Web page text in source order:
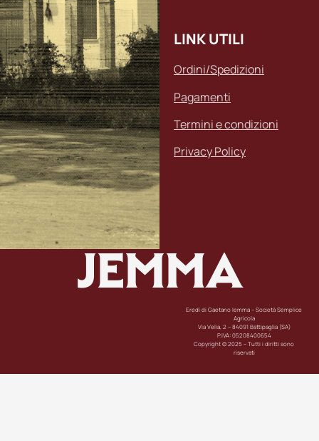
LINK UTILI
Ordini/Spedizioni
Pagamenti
Termini e condizioni
Privacy Policy
JEMMA
Eredi di Gaetano Iemma – Società Semplice
Agricola
Via Velia, 2 – 84091 Battipaglia (SA)
P.IVA: 05208400654
Copyright © 2025 – Tutti i diritti sono
riservati